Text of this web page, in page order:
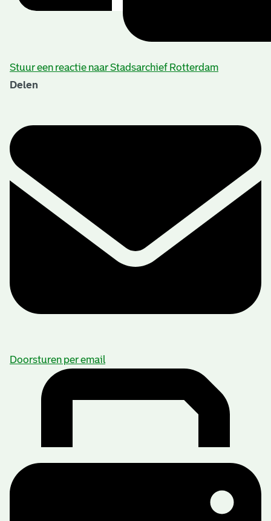
Stuur een reactie naar Stadsarchief Rotterdam
Delen
Doorsturen per email